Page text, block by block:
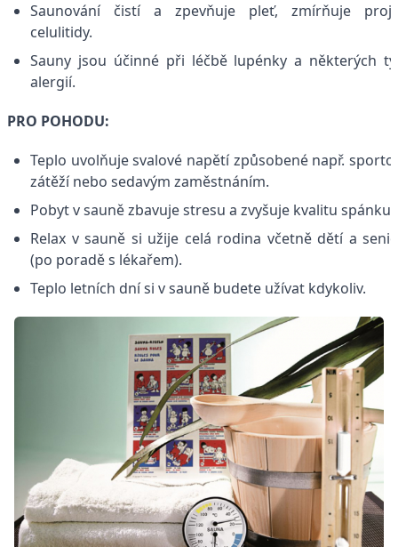
Saunování čistí a zpevňuje pleť, zmírňuje
celulitidy.
Sauny jsou účinné při léčbě lupénky a některých
alergií.
PRO POHODU:
Teplo uvolňuje svalové napětí způsobené např.
zátěží nebo sedavým zaměstnáním.
Pobyt v sauně zbavuje stresu a zvyšuje kvalitu spánku.
Relax v sauně si užije celá rodina včetně dětí a
(po poradě s lékařem).
Teplo letních dní si v sauně budete užívat kdykoliv.